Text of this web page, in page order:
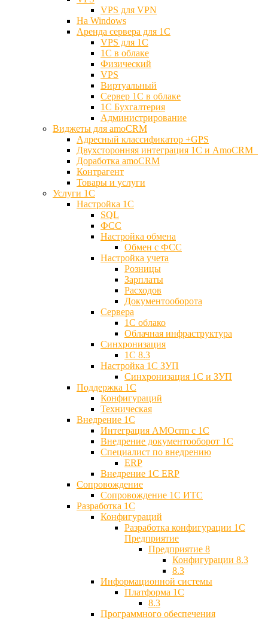
VPS для VPN
На Windows
Аренда сервера для 1С
VPS для 1С
1С в облаке
Физический
VPS
Виртуальный
Сервер 1С в облаке
1С Бухгалтерия
Администрирование
Виджеты для amoCRM
Адресный классификатор +GPS
Двухсторонняя интеграция 1С и AmoCRM
Доработка amoCRM
Контрагент
Товары и услуги
Услуги 1С
Настройка 1С
SQL
ФСС
Настройка обмена
Обмен с ФСС
Настройка учета
Розницы
Зарплаты
Расходов
Документооборота
Сервера
1С облако
Облачная инфраструктура
Синхронизация
1С 8.3
Настройка 1С ЗУП
Синхронизация 1С и ЗУП
Поддержка 1С
Конфигураций
Техническая
Внедрение 1С
Интеграция AMOcrm с 1C
Внедрение документооборот 1С
Специалист по внедрению
ERP
Внедрение 1С ERP
Cопровождение
Cопровождение 1С ИТС
Разработка 1C
Конфигураций
Разработка конфигурации 1С
Предприятие
Предприятие 8
Конфигурации 8.3
8.3
Информационной системы
Платформа 1С
8.3
Программного обеспечения